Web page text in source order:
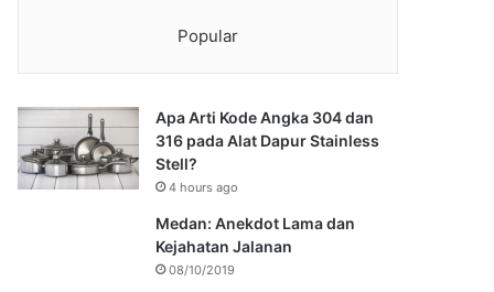
Popular
Apa Arti Kode Angka 304 dan
316 pada Alat Dapur Stainless
Stell?
4 hours ago
Medan: Anekdot Lama dan
Kejahatan Jalanan
08/10/2019